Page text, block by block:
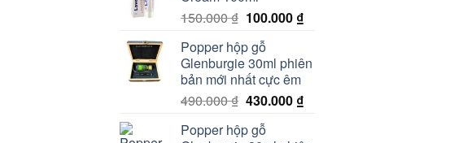
250.000 ₫.
150.000₫ Giá
là:
150.000 ₫.
100.000 ₫Giá
là:
Popper hộp gỗ
Glenburgie 30ml phiên
bản mới nhất cực êm
490.000₫ Giá
là:
430.000 ₫Giá
Popper hộp gỗ